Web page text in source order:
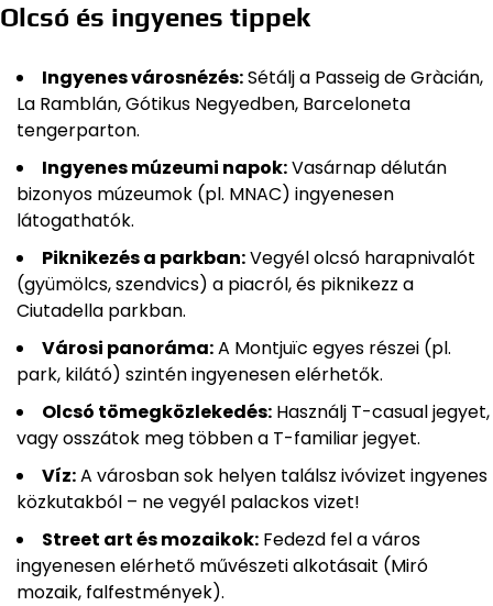
Olcsó és ingyenes tippek
Ingyenes városnézés:Sétálj a Passeig de Gràcián,
La Ramblán, Gótikus Negyedben, Barceloneta
tengerparton.
Ingyenes múzeumi napok:Vasárnap délután
bizonyos múzeumok (pl. MNAC) ingyenesen
látogathatók.
Piknikezés a parkban:Vegyél olcsó harapnivalót
(gyümölcs, szendvics) a piacról, és piknikezz a
Ciutadella parkban.
Városi panoráma:A Montjuïc egyes részei (pl.
park, kilátó) szintén ingyenesen elérhetők.
Olcsó tömegközlekedés: Használj T-casual jegyet,
vagy osszátok meg többen a T-familiar jegyet.
Víz:A városban sok helyen találsz ivóvizet ingyenes
közkutakból – ne vegyél palackos vizet!
Street art és mozaikok: Fedezd fel a város
ingyenesen elérhető művészeti alkotásait (Miró
mozaik, falfestmények).